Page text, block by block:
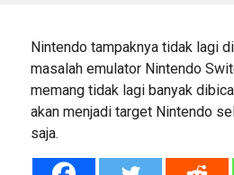
Nintendo tampaknya tidak lagi
masalah emulator Nintendo
memang tidak lagi banyak
akan menjadi target Nintendo
saja.